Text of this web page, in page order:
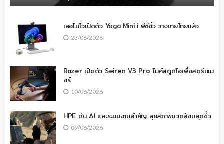
เลอโนโวเปิดตัว Yoga Mini i พีซีจิ๋ว วางขายไทยแล้ว
23/06/2026
Razer เปิดตัว Seiren V3 Pro ไมค์สตูดิโอเพื่อสตรีมเม
อร์
10/06/2026
HPE ดัน AI และระบบงานสำคัญ ลุยสภาพแวดล้อมสุดขั้ว
09/06/2026